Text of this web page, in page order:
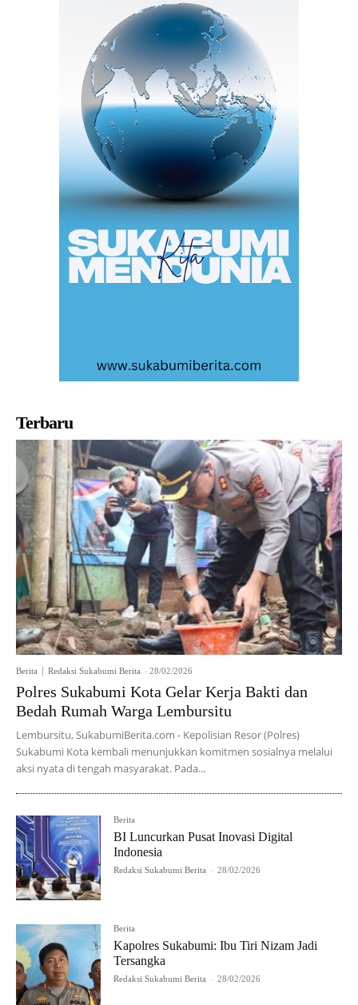
Terbaru
Berita Redaksi Sukabumi Berita - 28/02/2026
Polres Sukabumi Kota Gelar Kerja Bakti dan
Bedah Rumah Warga Lembursitu
Lembursitu, SukabumiBerita.com - Kepolisian Resor (Polres)
Sukabumi Kota kembali menunjukkan komitmen sosialnya melalui
aksi nyata di tengah masyarakat. Pada...
Berita
BI Luncurkan Pusat Inovasi Digital
Indonesia
Redaksi Sukabumi Berita - 28/02/2026
Berita
Kapolres Sukabumi: Ibu Tiri Nizam Jadi
Tersangka
Redaksi Sukabumi Berita - 28/02/2026